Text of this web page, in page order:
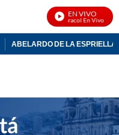
EN VIVO
Noticias Caracol En Vivo
ABELARDO DE LA ESPRIELLA